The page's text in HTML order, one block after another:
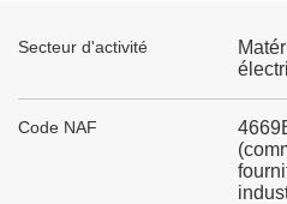
Secteur d'activité
Code NAF